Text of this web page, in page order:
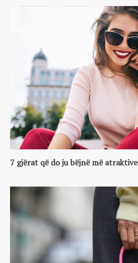
7 gjërat që do ju bëjnë më atraktive